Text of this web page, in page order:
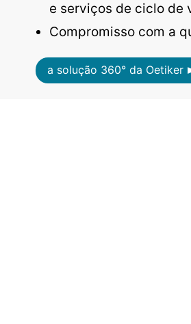
e serviços de ciclo de
Compromisso com a
a solução 360° da Oetiker